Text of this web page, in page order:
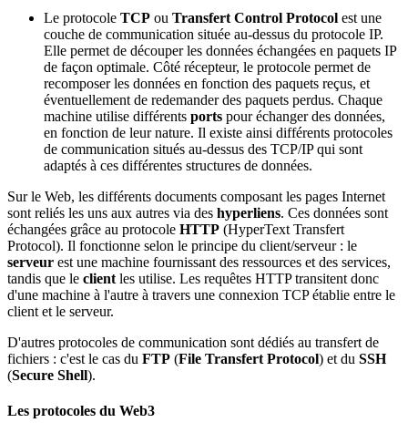
Le protocole TCP ou Transfert Control Protocol est une
couche de communication située au-dessus du protocole IP.
Elle permet de découper les données échangées en paquets IP
de façon optimale. Côté récepteur, le protocole permet de
recomposer les données en fonction des paquets reçus, et
éventuellement de redemander des paquets perdus. Chaque
machine utilise différents ports pour échanger des données,
en fonction de leur nature. Il existe ainsi différents protocoles
de communication situés au-dessus des TCP/IP qui sont
adaptés à ces différentes structures de données.
Sur le Web, les différents documents composant les pages Internet
sont reliés les uns aux autres via des hyperliens. Ces données sont
échangées grâce au protocole HTTP (HyperText Transfert
Protocol). Il fonctionne selon le principe du client/serveur : le
serveur est une machine fournissant des ressources et des services,
tandis que le client les utilise. Les requêtes HTTP transitent donc
d'une machine à l'autre à travers une connexion TCP établie entre le
client et le serveur.
D'autres protocoles de communication sont dédiés au transfert de
fichiers : c'est le cas du FTP (File Transfert Protocol) et du SSH
(Secure Shell).
Les protocoles du Web3